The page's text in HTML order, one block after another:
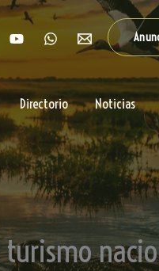
Directorio Noticias